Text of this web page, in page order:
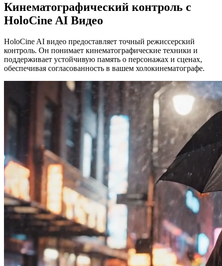
Кинематографический контроль с
HoloCine AI Видео
HoloCine AI видео предоставляет точный режиссерский
контроль. Он понимает кинематографические техники и
поддерживает устойчивую память о персонажах и сценах,
обеспечивая согласованность в вашем холокинематографе.